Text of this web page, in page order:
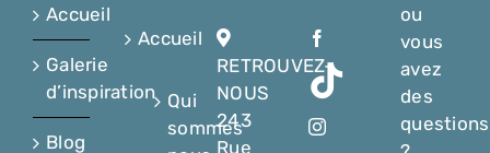
Accueil
Galerie
d’inspiration
Blog
Accueil
Qui
sommes
RETROUVEZ-
NOUS
243
Rue
ou
vous
avez
des
questions